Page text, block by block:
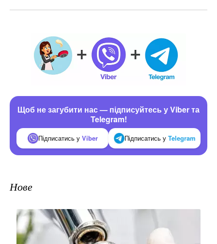
Щоб не загубити нас — підписуйтесь у Viber та
Telegram!
Підписатись у Viber Підписатись у Telegram
Нове